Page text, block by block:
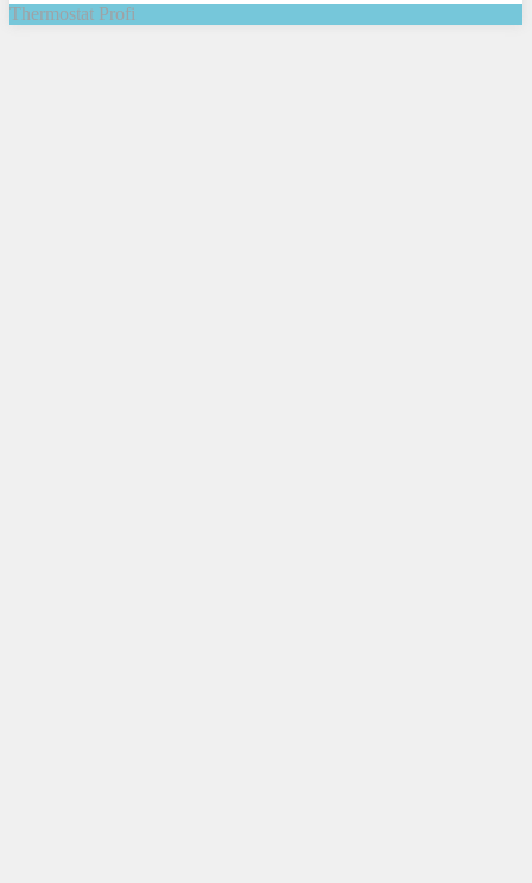
Thermostat Profi